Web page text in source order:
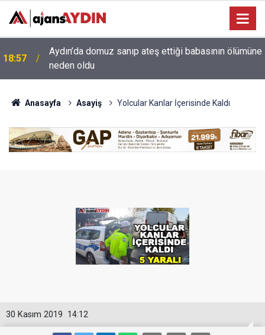
18:13 Yeni Parti'nin Aydın kurucu yönetimi belli oldu
Anasayfa Asayiş Yolcular Kanlar İçerisinde Kaldı
14:12
30 Kasım 2019